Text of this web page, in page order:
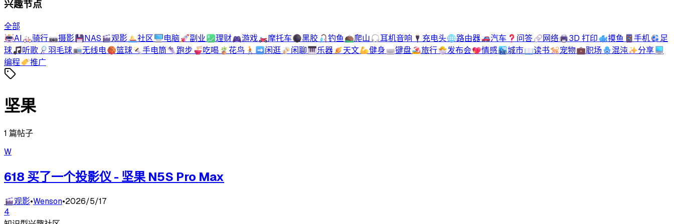
兴趣节点
全部
🤖AI🚲骑行📷摄影💾NAS🎬观影⛵社区🖥️电脑🚀副业💹理财🎮游戏🏍️摩托车⚫黑胶 🎣钓鱼⛰️爬山🎧耳机音响 🔌 充电头🌐路由器🚗汽车 ❓ 问答🔗网络🖨️3D 打印🐟摸鱼 📱手机⚽足
球🎵听歌 🏸羽毛球📻无线电🏀篮球🔦手电筒👟跑步🍜吃喝 🪴 花鸟 🚶‍➡️闲逛🍻闲聊🎹乐器🪐天文💪健身⌨️键盘🏖️旅行🐣发布会💖情感🏙️城市📖读书🐕宠物💼职场🪬混沌✨分享💻
编程🏷️推广
坚果
1 篇帖子
W
618 买了一个投影仪 - 坚果 N5S Pro Max
🎬观影•Wenson•2026/5/17
4